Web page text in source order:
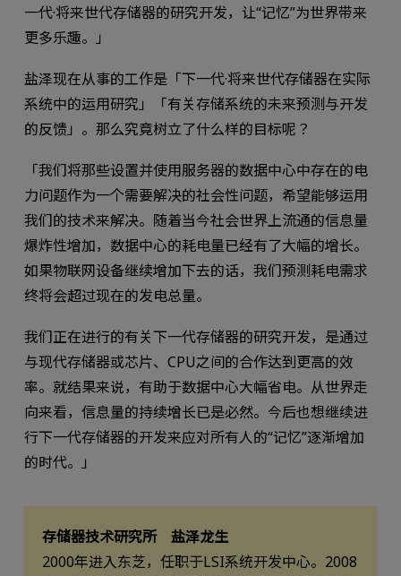
一代·将来世代存储器的研究开发，让“记忆”为世界带来
更多乐趣。」
盐泽现在从事的工作是「下一代·将来世代存储器在实际
系统中的运用研究」「有关存储系统的未来预测与开发
的反馈」。那么究竟树立了什么样的目标呢？
「我们将那些设置并使用服务器的数据中心中存在的电
力问题作为一个需要解决的社会性问题，希望能够运用
我们的技术来解决。随着当今社会世界上流通的信息量
爆炸性增加，数据中心的耗电量已经有了大幅的增长。
如果物联网设备继续增加下去的话，我们预测耗电需求
终将会超过现在的发电总量。
我们正在进行的有关下一代存储器的研究开发，是通过
与现代存储器或芯片、CPU之间的合作达到更高的效
率。就结果来说，有助于数据中心大幅省电。从世界走
向来看，信息量的持续增长已是必然。今后也想继续进
行下一代存储器的开发来应对所有人的“记忆”逐渐增加
的时代。」
存储器技术研究所 盐泽龙生
2000年进入东芝，任职于LSI系统开发中心。2008